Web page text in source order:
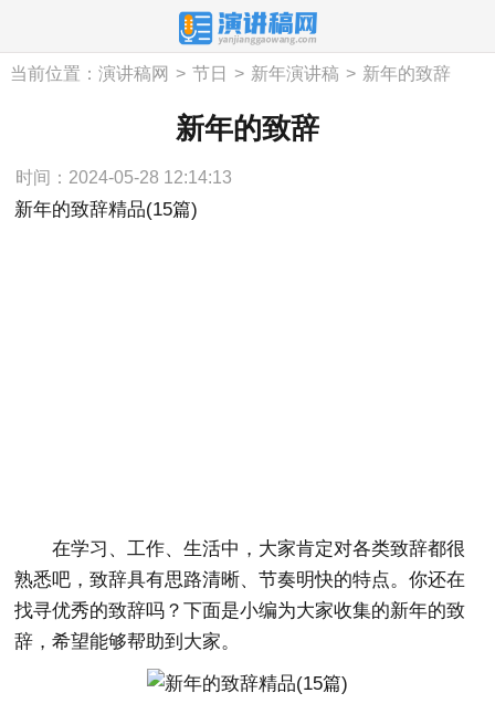
当前位置： 演讲稿网 > 节日 > 新年演讲稿 > 新年的致辞
新年的致辞
时间：2024-05-28 12:14:13
新年的致辞精品(15篇)
在学习、工作、生活中，大家肯定对各类致辞都很
熟悉吧，致辞具有思路清晰、节奏明快的特点。你还在
找寻优秀的致辞吗？下面是小编为大家收集的新年的致
辞，希望能够帮助到大家。